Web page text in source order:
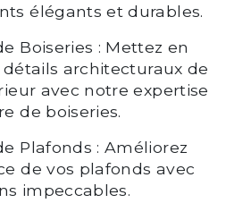
élégants et durables.
Boiseries : Mettez en
architecturaux de
avec notre expertise
de boiseries.
Plafonds : Améliorez
de vos plafonds avec
impeccables.